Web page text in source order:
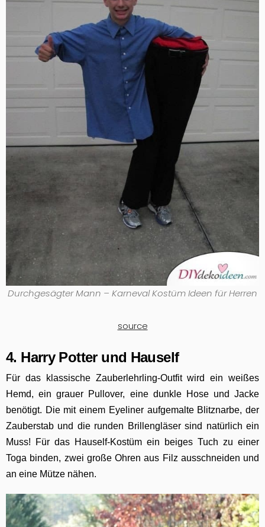
Durchgesägter Mann – Karneval Kostüm Ideen für Herren
source
4. Harry Potter und Hauself
Für das klassische Zauberlehrling-Outfit wird ein weißes
Hemd, ein grauer Pullover, eine dunkle Hose und Jacke
benötigt. Die mit einem Eyeliner aufgemalte Blitznarbe, der
Zauberstab und die runden Brillengläser sind natürlich ein
Muss! Für das Hauself-Kostüm ein beiges Tuch zu einer
Toga binden, zwei große Ohren aus Filz ausschneiden und
an eine Mütze nähen.